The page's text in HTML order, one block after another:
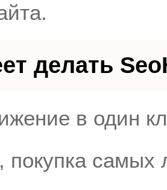
делать
в один
покупка